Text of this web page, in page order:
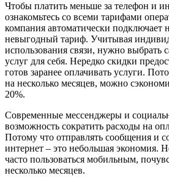
Чтобы платить меньше за телефон и
ознакомьтесь со всеми тарифами
компания автоматически подключает
невыгодный тариф. Учитывая
использования связи, нужно выбрать
услуг для себя. Нередко скидки
готов заранее оплачивать услуги.
на несколько месяцев, можно
20%.
Современные мессенджеры и
возможность сократить расходы на
Потому что отправлять сообщения и
интернет – это небольшая
часто пользоваться мобильным,
несколько месяцев.